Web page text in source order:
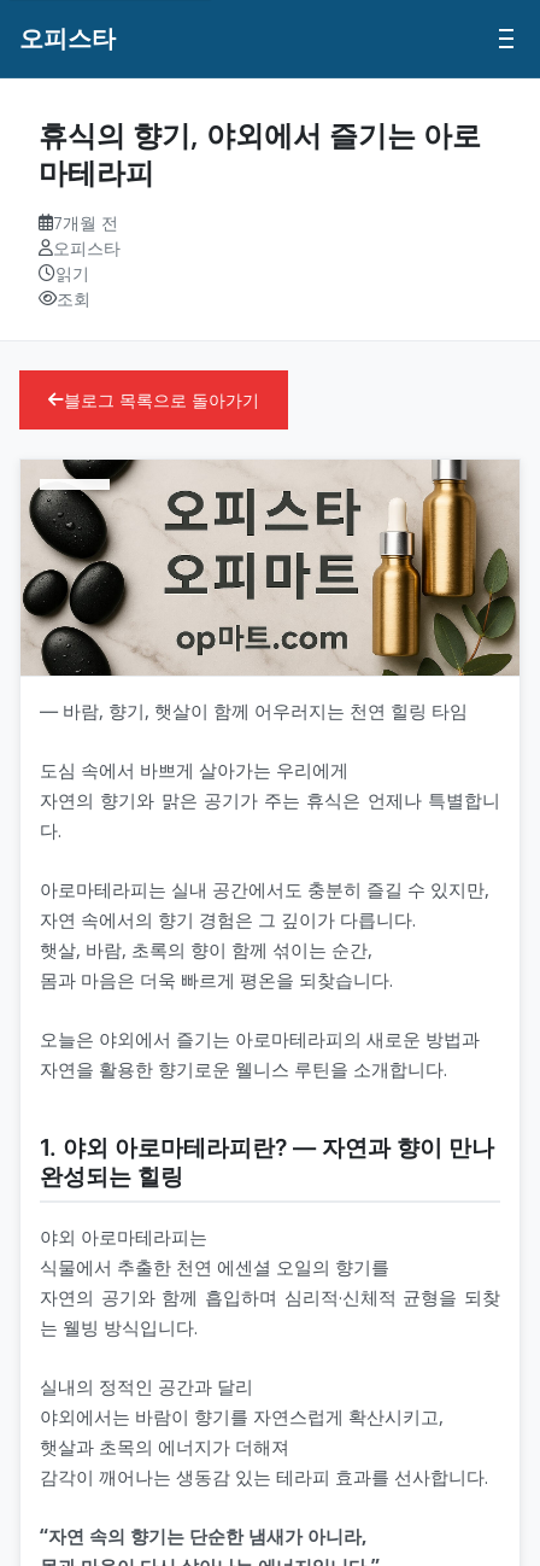
오피스타
휴식의 향기, 야외에서 즐기는 아로
마테라피
7개월 전
오피스타
읽기
조회
블로그 목록으로 돌아가기
― 바람, 향기, 햇살이 함께 어우러지는 천연 힐링 타임
도심 속에서 바쁘게 살아가는 우리에게
자연의 향기와 맑은 공기가 주는 휴식은 언제나 특별합니
다.
아로마테라피는 실내 공간에서도 충분히 즐길 수 있지만,
자연 속에서의 향기 경험은 그 깊이가 다릅니다.
햇살, 바람, 초록의 향이 함께 섞이는 순간,
몸과 마음은 더욱 빠르게 평온을 되찾습니다.
오늘은 야외에서 즐기는 아로마테라피의 새로운 방법과
자연을 활용한 향기로운 웰니스 루틴을 소개합니다.
1. 야외 아로마테라피란? ― 자연과 향이 만나
완성되는 힐링
야외 아로마테라피는
식물에서 추출한 천연 에센셜 오일의 향기를
자연의 공기와 함께 흡입하며 심리적·신체적 균형을 되찾
는 웰빙 방식입니다.
실내의 정적인 공간과 달리
야외에서는 바람이 향기를 자연스럽게 확산시키고,
햇살과 초목의 에너지가 더해져
감각이 깨어나는 생동감 있는 테라피 효과를 선사합니다.
“자연 속의 향기는 단순한 냄새가 아니라,